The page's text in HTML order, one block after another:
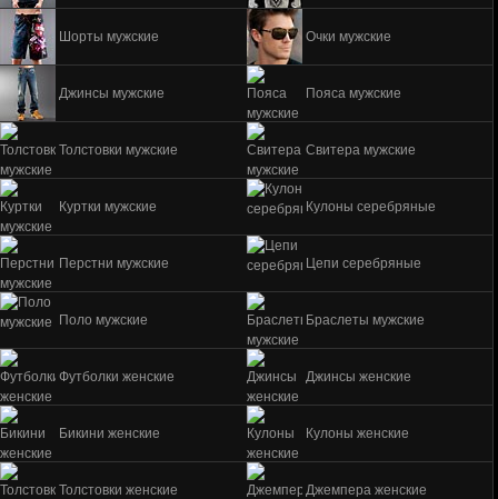
Шорты мужские Очки мужские
Джинсы мужские Пояса мужские
Толстовки мужские Свитера мужские
Куртки мужские Кулоны серебряные
Перстни мужские Цепи серебряные
Поло мужские Браслеты мужские
Футболки женские Джинсы женские
Бикини женские Кулоны женские
Толстовки женские Джемпера женские